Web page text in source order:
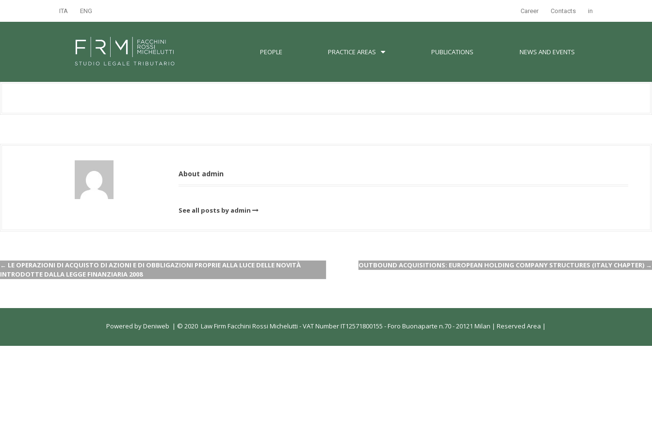
ITA ENG Career Contacts in
PEOPLE PRACTICE AREAS PUBLICATIONS NEWS AND EVENTS
About admin
See all posts by admin
← LE OPERAZIONI DI ACQUISTO DI AZIONI E DI OBBLIGAZIONI PROPRIE ALLA LUCE DELLE NOVITÀ
INTRODOTTE DALLA LEGGE FINANZIARIA 2008
OUTBOUND ACQUISITIONS: EUROPEAN HOLDING COMPANY STRUCTURES (ITALY CHAPTER) →
Powered byDeniweb | © 2020 Law Firm Facchini Rossi Michelutti - VAT Number IT12571800155 - Foro Buonaparte n.70 - 20121 Milan | Reserved Area |